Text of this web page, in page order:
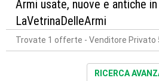
Armi usate, nuove e antiche
LaVetrinaDelleArmi
Trovate 1 offerte - Venditore Privato
RICERCA